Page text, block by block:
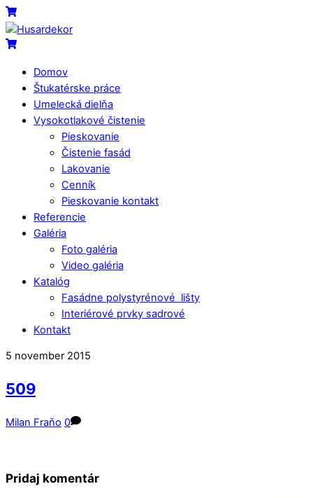
Skip
to
content
Menu
Cart
Cart
Domov
Štukatérske práce
Umelecká dielňa
Vysokotlakové čistenie
Pieskovanie
Čistenie fasád
Lakovanie
Cenník
Pieskovanie kontakt
Referencie
Galéria
Foto galéria
Video galéria
Katalóg
Fasádne polystyrénové lišty
Interiérové prvky sadrové
Kontakt
Close
Close
5 november 2015
509
Milan Fraňo 0
Pridaj komentár